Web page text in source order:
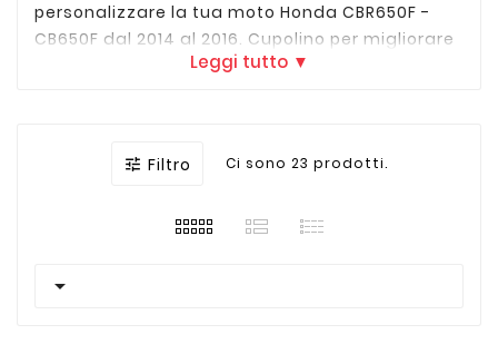
personalizzare la tua moto Honda CBR650F -
CB650F dal 2014 al 2016. Cupolino per migliorare
comfort di guida, borse per viaggiare, porta
Leggi tutto ▼
 Filtro Ci sono 23 prodotti.
